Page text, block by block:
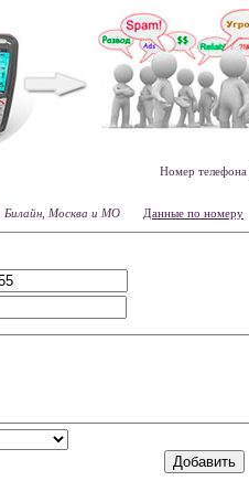
Номер телефона
Билайн, Москва и МО Данные по номеру